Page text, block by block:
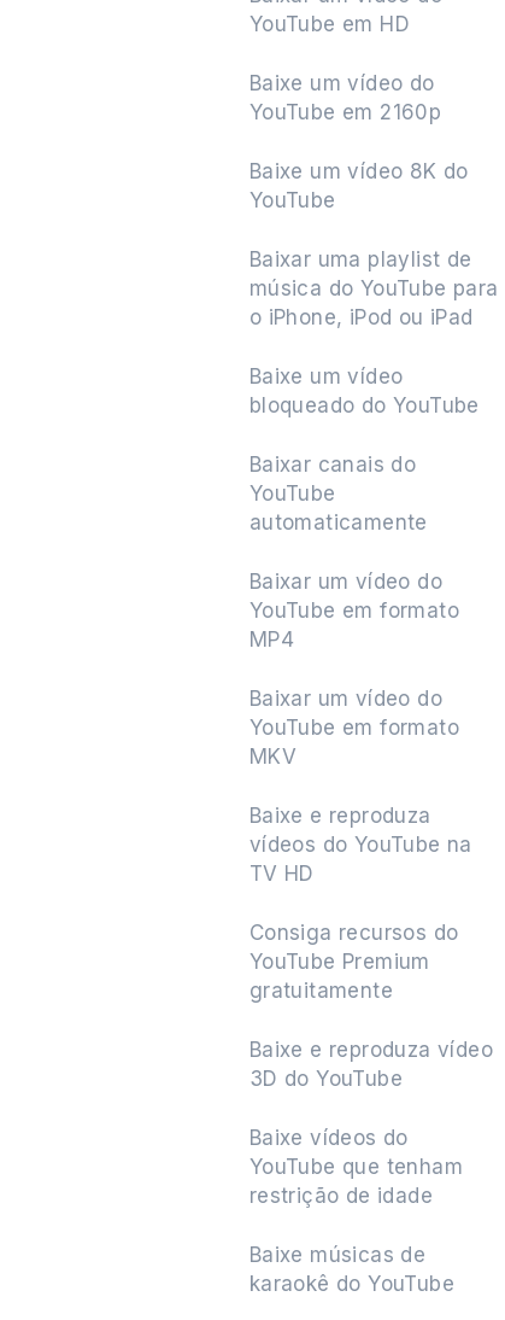
YouTube em HD
Baixe um vídeo do
YouTube em 2160p
Baixe um vídeo 8K do
YouTube
Baixar uma playlist de
música do YouTube para
o iPhone, iPod ou iPad
Baixe um vídeo
bloqueado do YouTube
Baixar canais do
YouTube
automaticamente
Baixar um vídeo do
YouTube em formato
MP4
Baixar um vídeo do
YouTube em formato
MKV
Baixe e reproduza
vídeos do YouTube na
TV HD
Consiga recursos do
YouTube Premium
gratuitamente
Baixe e reproduza vídeo
3D do YouTube
Baixe vídeos do
YouTube que tenham
restrição de idade
Baixe músicas de
karaokê do YouTube